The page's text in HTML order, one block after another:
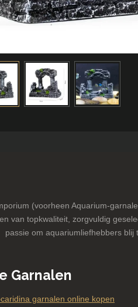
(voorheen Aquarium-
van topkwaliteit, zorgvuldig
passie om aquariumliefhebbers
Garnalen
garnalen online kopen